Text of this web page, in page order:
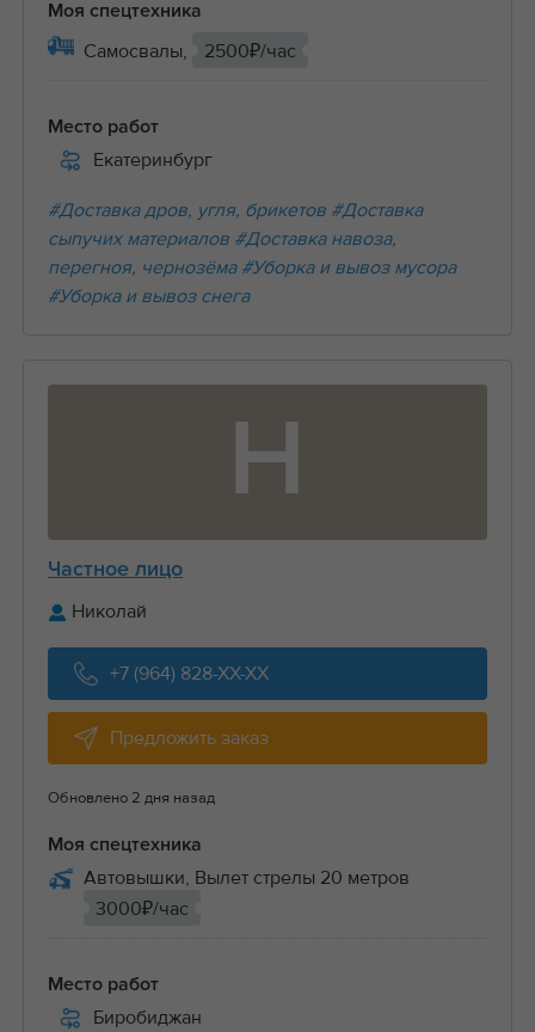
Моя спецтехника
Самосвалы, 2500₽/час
Место работ
Екатеринбург
#Доставка дров, угля, брикетов #Доставка
сыпучих материалов #Доставка навоза,
перегноя, чернозёма #Уборка и вывоз мусора
#Уборка и вывоз снега
Н
Частное лицо
Николай
+7 (964) 828-XX-XX
Предложить заказ
Обновлено 2 дня назад
Моя спецтехника
Автовышки, Вылет стрелы 20 метров
3000₽/час
Место работ
Биробиджан